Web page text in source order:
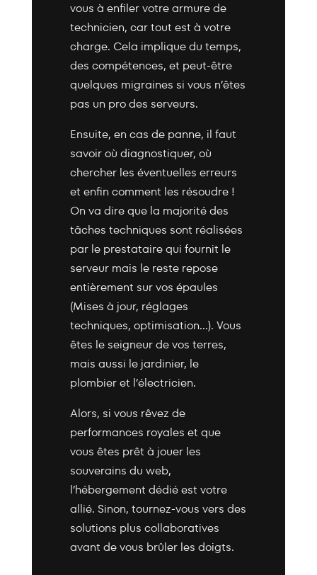
vous à enfiler votre armure de
technicien, car tout est à votre
charge. Cela implique du temps,
des compétences, et peut-être
quelques migraines si vous n’êtes
pas un pro des serveurs.
Ensuite, en cas de panne, il faut
savoir où diagnostiquer, où
chercher les éventuelles erreurs
et enfin comment les résoudre !
On va dire que la majorité des
tâches techniques sont réalisées
par le prestataire qui fournit le
serveur mais le reste repose
entièrement sur vos épaules
(Mises à jour, réglages
techniques, optimisation…). Vous
êtes le seigneur de vos terres,
mais aussi le jardinier, le
plombier et l’électricien.
Alors, si vous rêvez de
performances royales et que
vous êtes prêt à jouer les
souverains du web,
l’hébergement dédié est votre
allié. Sinon, tournez-vous vers des
solutions plus collaboratives
avant de vous brûler les doigts.